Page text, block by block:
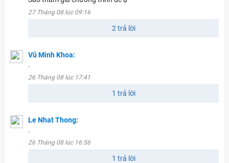
27 Tháng 08 lúc 09:16
2 trả lời
Vũ Minh Khoa:
.
26 Tháng 08 lúc 17:41
1 trả lời
Le Nhat Thong:
.
26 Tháng 08 lúc 16:56
1 trả lời